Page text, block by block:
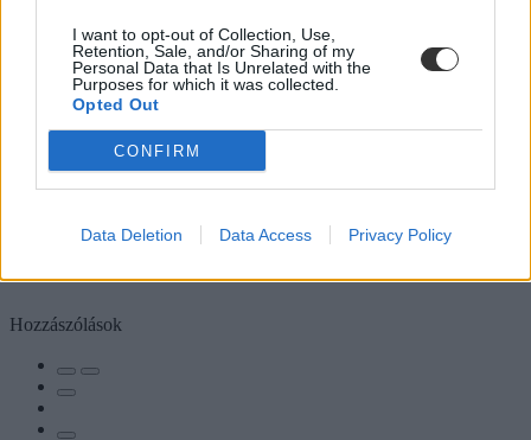
I want to opt-out of Collection, Use,
Retention, Sale, and/or Sharing of my
Personal Data that Is Unrelated with the
Purposes for which it was collected.
Opted Out
CONFIRM
Data Deletion Data Access Privacy Policy
Hozzászólások